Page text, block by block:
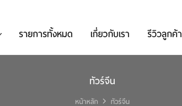
รายการทั้งหมด เกี่ยวกับเรา รีวิวลูกค้า
ทัวร์จีน
หน้าหลัก ทัวร์จีน